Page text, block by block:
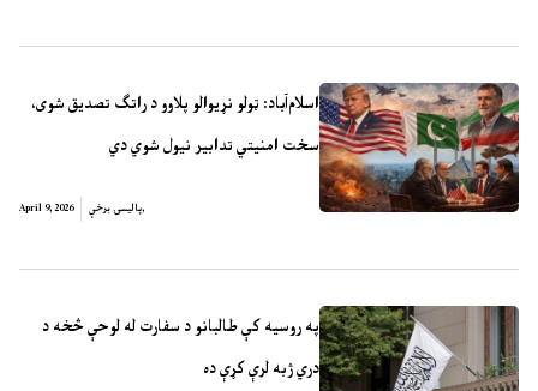
اسلام‌آباد: ټولو نړیوالو پلاوو د راتګ تصدیق شوی،
سخت امنیتي تدابیر نیول شوي دي
April 9, 2026 پالیسۍ برخې,
په روسیه کې طالبانو د سفارت له لوحې څخه د
دري ژبه لرې کړې ده